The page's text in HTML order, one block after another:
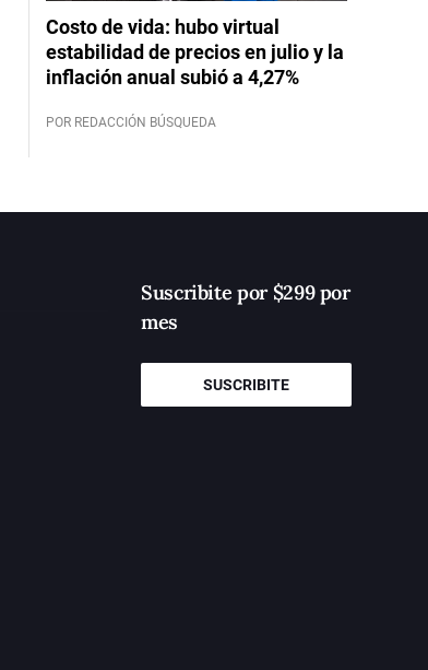
Costo de vida: hubo virtual
estabilidad de precios en julio y la
inflación anual subió a 4,27%
POR REDACCIÓN BÚSQUEDA
Suscribite por $299 por
mes
SUSCRIBITE